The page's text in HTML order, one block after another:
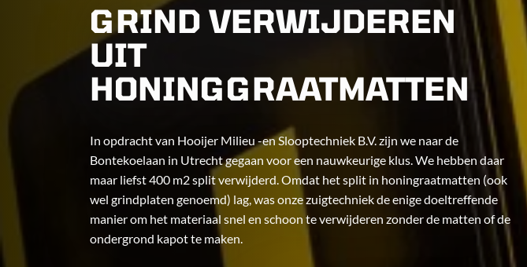
GRIND VERWIJDEREN
UIT
HONINGGRAATMATTEN
In opdracht van Hooijer Milieu -en Slooptechniek B.V. zijn we naar de
Bontekoelaan in Utrecht gegaan voor een nauwkeurige klus. We hebben daar
maar liefst 400 m2 split verwijderd. Omdat het split in honingraatmatten (ook
wel grindplaten genoemd) lag, was onze zuigtechniek de enige doeltreffende
manier om het materiaal snel en schoon te verwijderen zonder de matten of de
ondergrond kapot te maken.